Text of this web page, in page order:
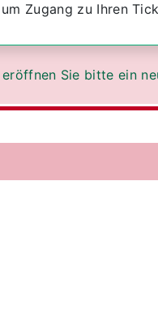
Zugang zu Ihren
eröffnen Sie bitte ein